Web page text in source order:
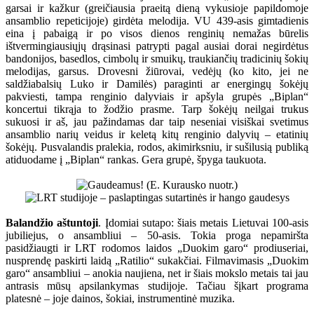
garsai ir kažkur (greičiausia praeitą dieną vykusioje papildomoje
ansamblio repeticijoje) girdėta melodija. VU 439-asis gimtadienis
eina į pabaigą ir po visos dienos renginių nemažas būrelis
ištvermingiausiųjų drąsinasi patrypti pagal ausiai dorai negirdėtus
bandonijos, basedlos, cimbolų ir smuikų, traukiančių tradicinių šokių
melodijas, garsus. Drovesni žiūrovai, vedėjų (ko kito, jei ne
saldžiabalsių Luko ir Damilės) paraginti ar energingų šokėjų
pakviesti, tampa renginio dalyviais ir apšyla grupės „Biplan“
koncertui tikrąja to žodžio prasme. Tarp šokėjų neilgai trukus
sukuosi ir aš, jau pažindamas dar taip neseniai visiškai svetimus
ansamblio narių veidus ir keletą kitų renginio dalyvių – etatinių
šokėjų. Pusvalandis pralekia, rodos, akimirksniu, ir sušilusią publiką
atiduodame į „Biplan“ rankas. Gera grupė, špyga taukuota.
Balandžio aštuntoji. Įdomiai sutapo: šiais metais Lietuvai 100-asis
jubiliejus, o ansambliui – 50-asis. Tokia proga nepamiršta
pasidžiaugti ir LRT rodomos laidos „Duokim garo“ prodiuseriai,
nusprendę paskirti laidą „Ratilio“ sukakčiai. Filmavimasis „Duokim
garo“ ansambliui – anokia naujiena, net ir šiais mokslo metais tai jau
antrasis mūsų apsilankymas studijoje. Tačiau šįkart programa
platesnė – joje dainos, šokiai, instrumentinė muzika.